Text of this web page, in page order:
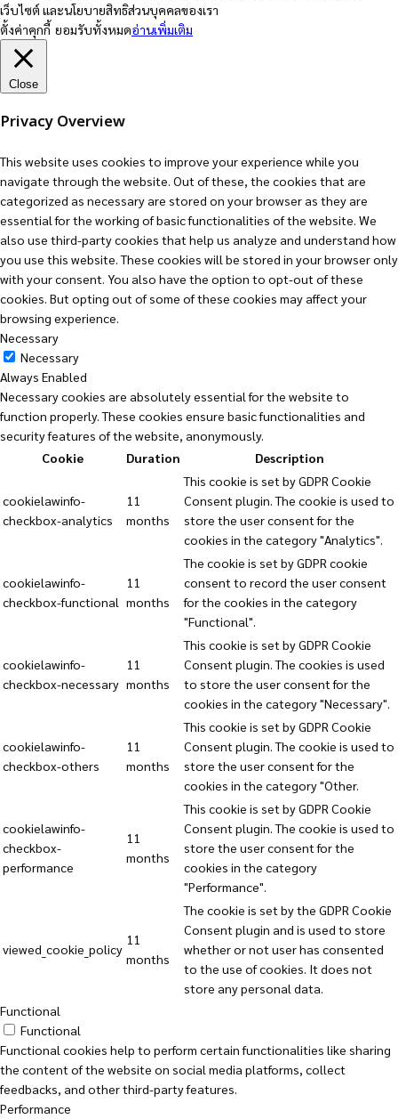
เว็บไซต์ และนโยบายสิทธิส่วนบุคคลของเรา
ตั้งค่าคุกกี้ ยอมรับทั้งหมดอ่านเพิ่มเติม
Close
Privacy Overview
This website uses cookies to improve your experience while you
navigate through the website. Out of these, the cookies that are
categorized as necessary are stored on your browser as they are
essential for the working of basic functionalities of the website. We
also use third-party cookies that help us analyze and understand how
you use this website. These cookies will be stored in your browser only
with your consent. You also have the option to opt-out of these
cookies. But opting out of some of these cookies may affect your
browsing experience.
Necessary
Necessary
Always Enabled
Necessary cookies are absolutely essential for the website to
function properly. These cookies ensure basic functionalities and
security features of the website, anonymously.
Cookie
Duration Description
cookielawinfo-
checkbox-analytics
11
months
This cookie is set by GDPR Cookie
Consent plugin. The cookie is used to
store the user consent for the
cookies in the category "Analytics".
cookielawinfo-
checkbox-functional
11
months
The cookie is set by GDPR cookie
consent to record the user consent
for the cookies in the category
"Functional".
cookielawinfo-
checkbox-necessary
11
months
This cookie is set by GDPR Cookie
Consent plugin. The cookies is used
to store the user consent for the
cookies in the category "Necessary".
cookielawinfo-
checkbox-others
11
months
This cookie is set by GDPR Cookie
Consent plugin. The cookie is used to
store the user consent for the
cookies in the category "Other.
cookielawinfo-
checkbox-
performance
11
months
This cookie is set by GDPR Cookie
Consent plugin. The cookie is used to
store the user consent for the
cookies in the category
"Performance".
viewed_cookie_policy
11
months
The cookie is set by the GDPR Cookie
Consent plugin and is used to store
whether or not user has consented
to the use of cookies. It does not
store any personal data.
Functional
Functional
Functional cookies help to perform certain functionalities like sharing
the content of the website on social media platforms, collect
feedbacks, and other third-party features.
Performance